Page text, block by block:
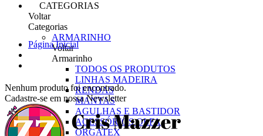
CATEGORIAS
Voltar
Categorias
ARMARINHO
Voltar
Armarinho
TODOS OS PRODUTOS
LINHAS MADEIRA
RENDAS
MANTAS
AGULHAS E BASTIDOR
ACESSÓRIOS OLFA
ORGATEX
Página Inicial
Nenhum produto foi encontrado.
Cadastre-se em nossa Newsletter